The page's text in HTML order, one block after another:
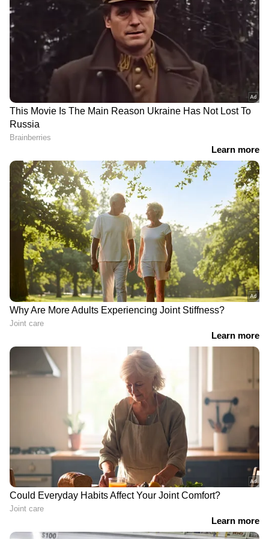
തത്സമയ അപ്‌ഡേറ്റുകളും ആഴത്തിലുള്ള
വിശകലനവും സമഗ്രമായ റിപ്പോർട്ടിംഗും —
എല്ലാം ഒരൊറ്റ സ്ഥലത്ത്. ഏത് സമയത്തും,
എവിടെയും വിശ്വസനീയമായ വാർത്തകൾ
ലഭിക്കാൻ
Asianet News Malayalam
RECOMMENDED STORIES
വാവുബലി:
കെഎസ്ആർടിസി സജ്ജം,
നൂറോളം അധിക
ബസുകൾ
നിരത്തിലിറക്കുമെന്ന്
ഗതാഗത മന്ത്രി സി.പി
കലക്ടറേറ്റിലെ
ജീവനക്കാരിയുടെ
ആത്മഹത്യ; അന്വേഷണ
റിപ്പോർട്ട് ലഭിച്ച ശേഷം
കർശന നടപടി